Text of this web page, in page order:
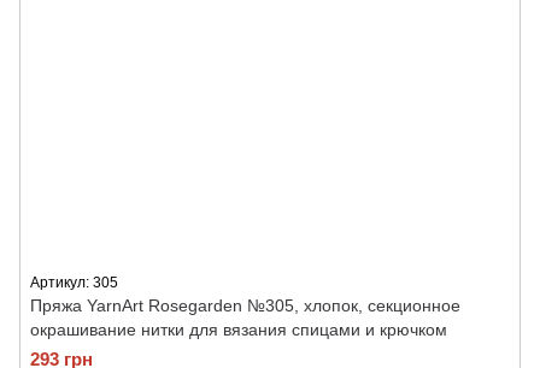
Артикул: 305
Пряжа YarnArt Rosegarden №305, хлопок, секционное
окрашивание нитки для вязания спицами и крючком
293 грн